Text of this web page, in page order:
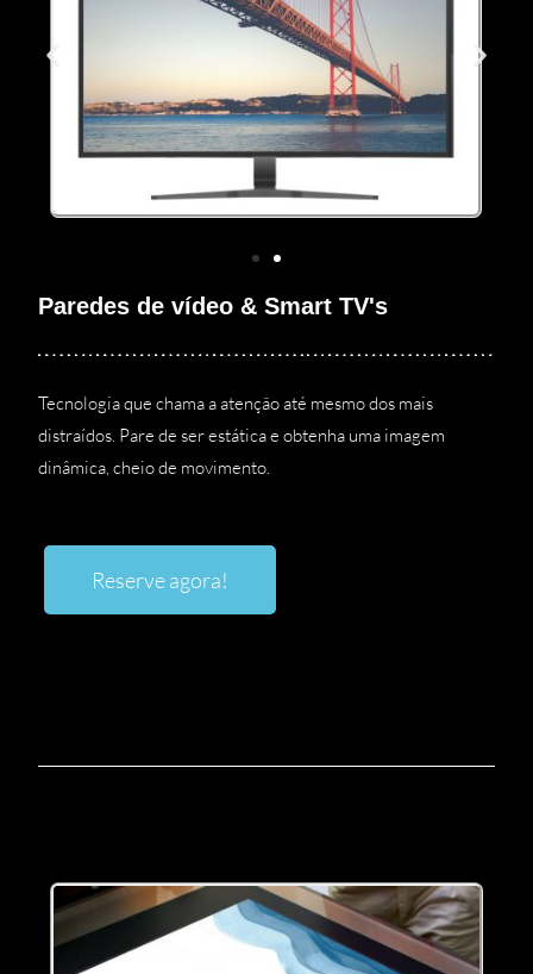
Paredes de vídeo & Smart TV's
Tecnologia que chama a atenção até mesmo dos mais
distraídos. Pare de ser estática e obtenha uma imagem
dinâmica, cheio de movimento.
Reserve agora!